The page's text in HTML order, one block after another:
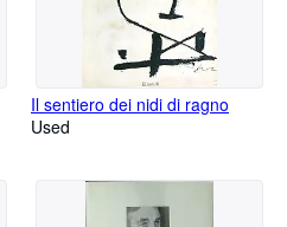
Il sentiero dei nidi di ragno
Used